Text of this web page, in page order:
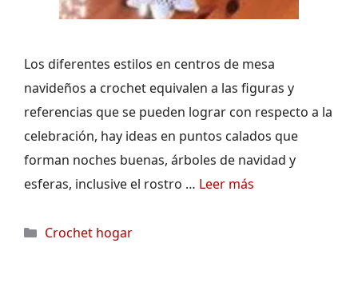
Los diferentes estilos en centros de mesa
navideños a crochet equivalen a las figuras y
referencias que se pueden lograr con respecto a la
celebración, hay ideas en puntos calados que
forman noches buenas, árboles de navidad y
esferas, inclusive el rostro … Leer más
Categorías
Crochet hogar